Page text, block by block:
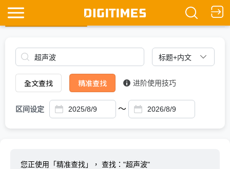
Ask DIGITIMES
全文查找 精准查找 进阶使用技巧
区间设定 ～
您正使用「精准查找」， 查找："超声波"